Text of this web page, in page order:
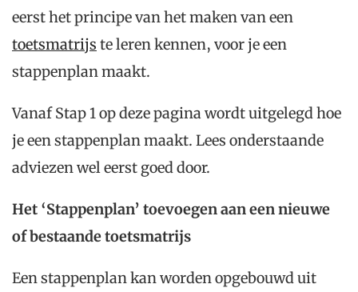
eerst het principe van het maken van een
toetsmatrijs te leren kennen, voor je een
stappenplan maakt.
Vanaf Stap 1 op deze pagina wordt uitgelegd hoe
je een stappenplan maakt. Lees onderstaande
adviezen wel eerst goed door.
Het ‘Stappenplan’ toevoegen aan een nieuwe
of bestaande toetsmatrijs
Een stappenplan kan worden opgebouwd uit